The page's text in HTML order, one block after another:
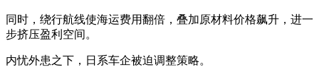
同时，绕行航线使海运费用翻倍，叠加原材料价格飙升，进一
步挤压盈利空间。
内忧外患之下，日系车企被迫调整策略。